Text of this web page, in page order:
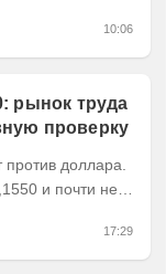
10:06
рынок труда
проверку
против доллара.
и почти не
17:29